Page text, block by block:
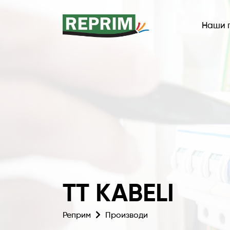
Наши
TT KABELI
Реприм Производи